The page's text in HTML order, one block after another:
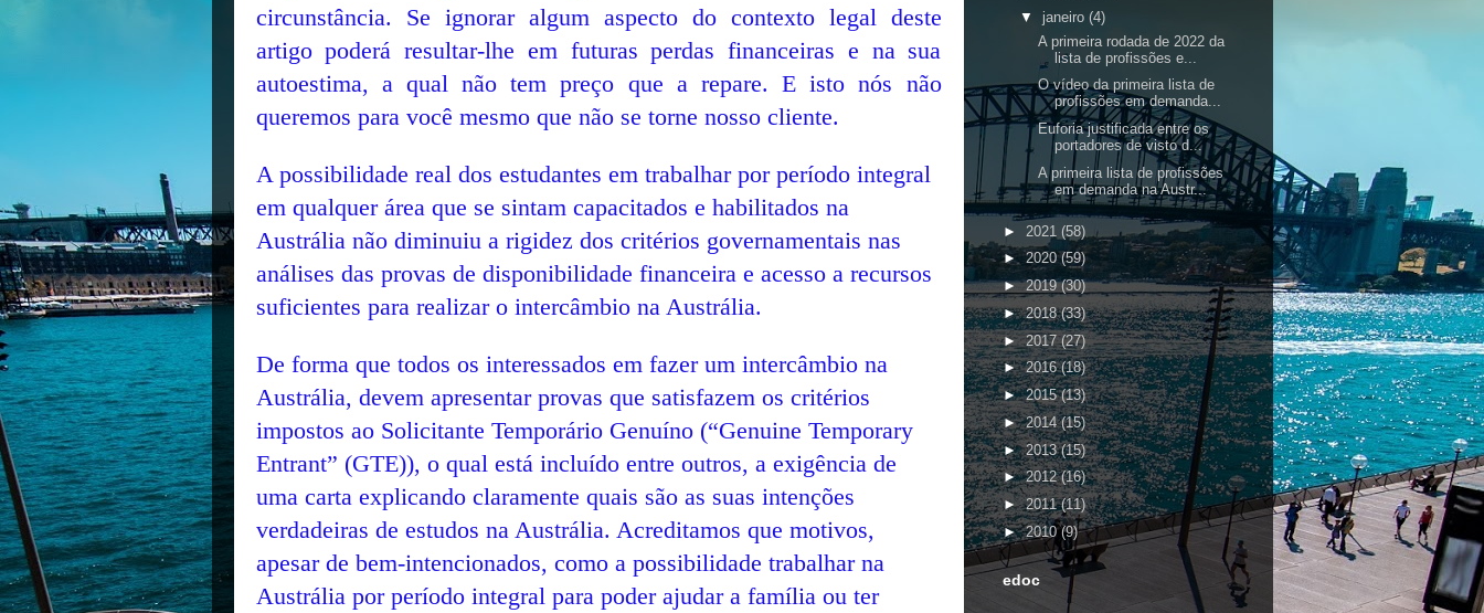
circunstância. Se ignorar algum aspecto do contexto legal deste
artigo poderá resultar-lhe em futuras perdas financeiras e na sua
autoestima, a qual não tem preço que a repare. E isto nós não
queremos para você mesmo que não se torne nosso cliente.
A possibilidade real dos estudantes em trabalhar por período integral
em qualquer área que se sintam capacitados e habilitados na
Austrália não diminuiu a rigidez dos critérios governamentais nas
análises das provas de disponibilidade financeira e acesso a recursos
suficientes para realizar o intercâmbio na Austrália.
De forma que todos os interessados em fazer um intercâmbio na
Austrália, devem apresentar provas que satisfazem os critérios
impostos ao Solicitante Temporário Genuíno (“Genuine Temporary
Entrant” (GTE)), o qual está incluído entre outros, a exigência de
uma carta explicando claramente quais são as suas intenções
verdadeiras de estudos na Austrália. Acreditamos que motivos,
apesar de bem-intencionados, como a possibilidade trabalhar na
Austrália por período integral para poder ajudar a família ou ter
▼janeiro(4)
A primeira rodada de 2022 da
lista de profissões e...
O vídeo da primeira lista de
profissões em demanda...
Euforia justificada entre os
portadores de visto d...
A primeira lista de profissões
em demanda na Austr...
► 2021 (58)
►2020(59)
►2019(30)
►2018(33)
►2017(27)
►2016(18)
►2015(13)
►2014(15)
►2013(15)
►2012(16)
►2011(11)
►2010(9)
edoc